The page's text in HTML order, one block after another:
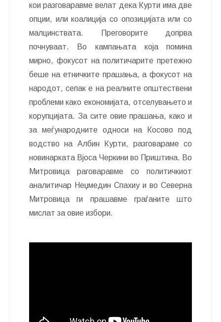
кои разговаравме велат дека Курти има две
опции, или коалиција со опозицијата или со
малцинствата. Преговорите допрва
почнуваат. Во кампањата која помина
мирно, фокусот на политичарите претежно
беше на етничките прашања, а фокусот на
народот, сепак е на реалните општествени
проблеми како економијата, отселувањето и
корупцијата. За сите овие прашања, како и
за меѓународните односи на Косово под
водство на Албин Курти, разговараме со
новинарката Вјоса Черкини во Приштина. Во
Митровица раговаравме со политичкиот
аналитичар Неџмедин Спахиу и во Северна
Митровица ги прашавме граѓаните што
мислат за овие избори.